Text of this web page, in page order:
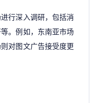
行深入调研，包括消
。例如，东南亚市场
对图文广告接受度更